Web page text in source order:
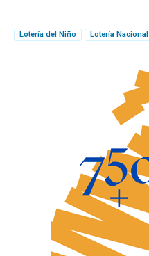
Lotería del Niño
Lotería Nacional